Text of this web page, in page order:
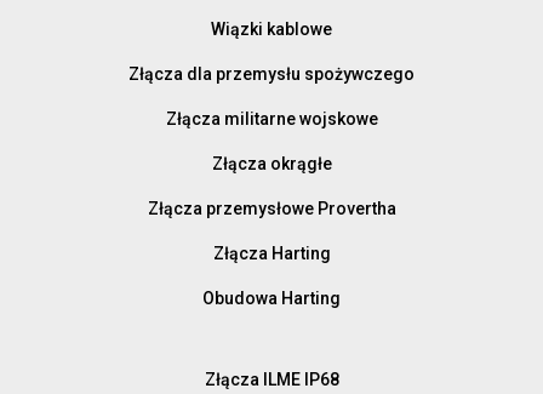
Wiązki kablowe
Złącza dla przemysłu spożywczego
Złącza militarne wojskowe
Złącza okrągłe
Złącza przemysłowe Provertha
Złącza Harting
Obudowa Harting
Złącza ILME IP68